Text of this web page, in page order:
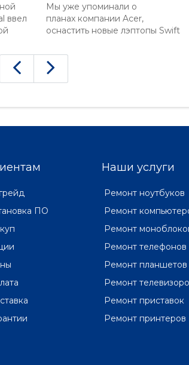
ввел
Мы уже упоминали о
планах компании Acer,
оснастить новые лэптопы Swift
AMD. Как и предполагалось,
использованы процессоры
поколения Raven Ridge. Две
ПО
Наши услуги
Ремонт ноутбуков
Ремонт
Ремонт
Ремонт телефонов
Ремонт планшетов
Ремонт
Ремонт приставок
Ремонт принтеров